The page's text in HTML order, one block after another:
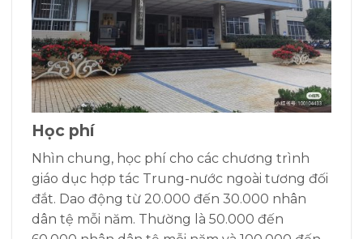
Học phí
Nhìn chung, học phí cho các chương trình
giáo dục hợp tác Trung-nước ngoài tương đối
đắt. Dao động từ 20.000 đến 30.000 nhân
dân tệ mỗi năm. Thường là 50.000 đến